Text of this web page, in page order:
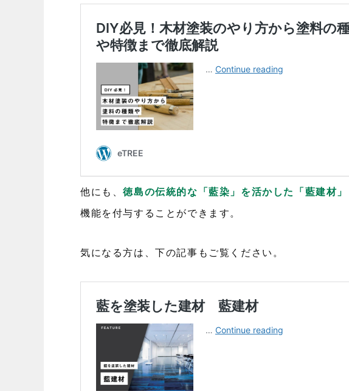
他にも、徳島の伝統的な「藍染」を活かした「藍建材」
機能を付与することができます。
気になる方は、下の記事もご覧ください。